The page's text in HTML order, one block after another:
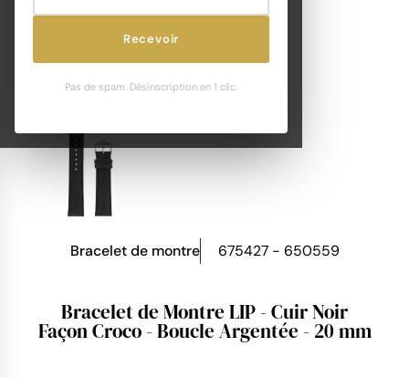
Recevoir
Pas de spam. Désinscription en 1 clic.
Bracelet de montre 675427 - 650559
Bracelet de Montre LIP - Cuir Noir
Façon Croco - Boucle Argentée - 20 mm